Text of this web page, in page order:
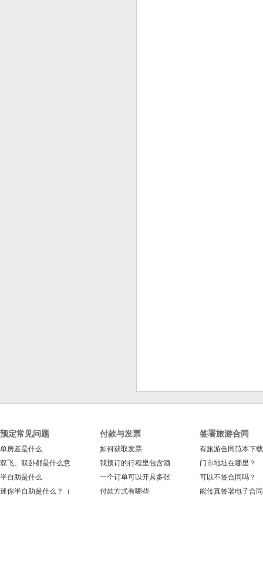
预定常见问题
单房差是什么
双飞、双卧都是什么意
半自助是什么
迷你半自助是什么？（
付款与发票
如何获取发票
我预订的行程里包含酒
一个订单可以开具多张
付款方式有哪些
签署旅游合同
有旅游合同范本下
门市地址在哪里？
可以不签合同吗？
能传真签署电子合